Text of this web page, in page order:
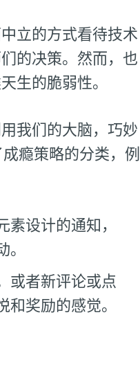
立的方式看待技术
的决策。然而，也
生的脆弱性。
我们的大脑，巧妙
瘾策略的分类，例
设计的通知，
或者新评论或点
奖励的感觉。